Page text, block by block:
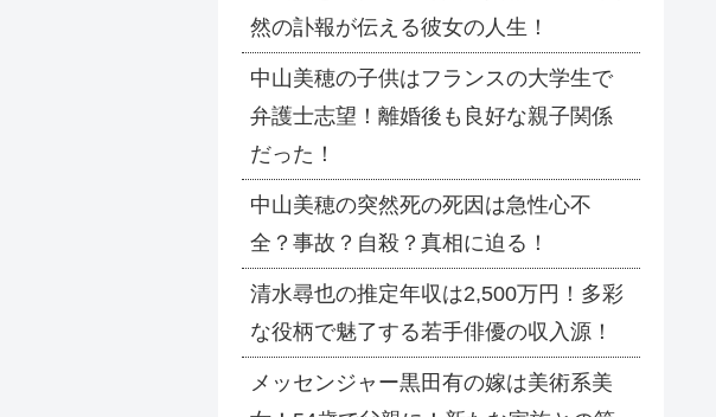
然の訃報が伝える彼女の人生！
中山美穂の子供はフランスの大学生で
弁護士志望！離婚後も良好な親子関係
だった！
中山美穂の突然死の死因は急性心不
全？事故？自殺？真相に迫る！
清水尋也の推定年収は2,500万円！多彩
な役柄で魅了する若手俳優の収入源！
メッセンジャー黒田有の嫁は美術系美